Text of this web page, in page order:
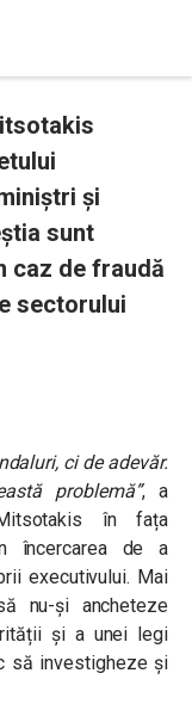
și
sunt
caz de fraudă
sectorului
ci de adevăr.
problemă”, a
în fața
încercarea de a
executivului. Mai
nu-și ancheteze
și a unei legi
să investigheze și